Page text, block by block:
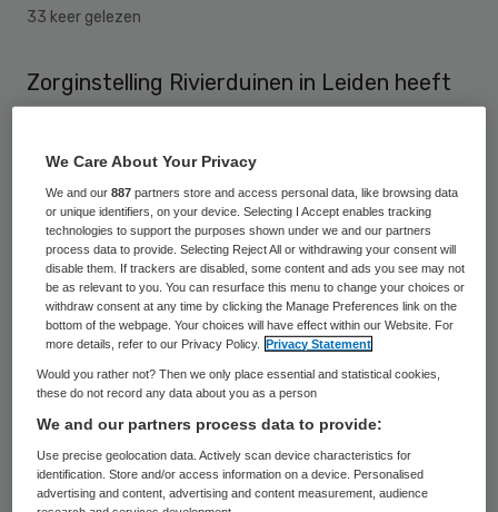
33 keer gelezen
Zorginstelling Rivierduinen in Leiden heeft
een ontslagvergoeding van bijna 88 duizend
euro betaald aan een vertrokken
bestuurder Cecilia Gijsbers-van Wijk. Dat
blijkt uit de jaarrekening van de ggz-
instelling, meldt RTL Nieuws.
Gijsbers-van Wijk vertrok begin 2014 als
gevolg van een verschil van mening over het
beleid met haar toezichthouders. Ze was
krap drie jaar in dienst van de zorginstelling.
Rivierduinen betaalde haar volgens
Nieuwseen afkoopsom van bijna 88
duizend euro, bijna een half jaarsalaris. Dat
We Care About Your Privacy
We and our887 partners store and access personal data, like browsing data
or unique identifiers, on your device. Selecting I Accept enables tracking
technologies to support the purposes shown under we and our partners
process data to provide. Selecting Reject All or withdrawing your consent will
disable them. If trackers are disabled, some content and ads you see may not
be as relevant to you. You can resurface this menu to change your choices or
withdraw consent at any time by clicking the Manage Preferences link on the
bottom of the webpage. Your choices will have effect within our Website. For
more details, refer to our Privacy Policy.
Privacy Statement
Would you rather not? Then we only place essential and statistical cookies,
these do not record any data about you as a person
We and our partners process data to provide:
Use precise geolocation data. Actively scan device characteristics for
identification. Store and/or access information on a device. Personalised
advertising and content, advertising and content measurement, audience